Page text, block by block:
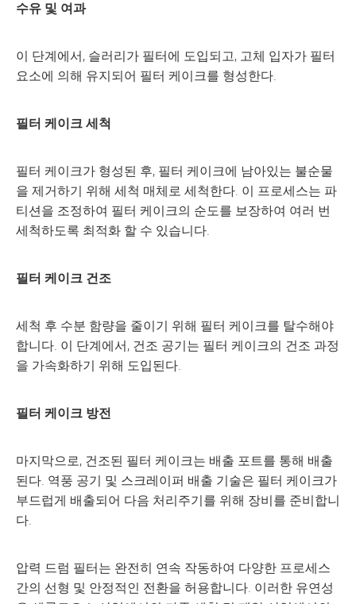
수유 및 여과
이 단계에서, 슬러리가 필터에 도입되고, 고체 입자가 필터
요소에 의해 유지되어 필터 케이크를 형성한다.
필터 케이크 세척
필터 케이크가 형성된 후, 필터 케이크에 남아있는 불순물
을 제거하기 위해 세척 매체로 세척한다. 이 프로세스는 파
티션을 조정하여 필터 케이크의 순도를 보장하여 여러 번
세척하도록 최적화 할 수 있습니다.
필터 케이크 건조
세척 후 수분 함량을 줄이기 위해 필터 케이크를 탈수해야
합니다. 이 단계에서, 건조 공기는 필터 케이크의 건조 과정
을 가속화하기 위해 도입된다.
필터 케이크 방전
마지막으로, 건조된 필터 케이크는 배출 포트를 통해 배출
된다. 역풍 공기 및 스크레이퍼 배출 기술은 필터 케이크가
부드럽게 배출되어 다음 처리주기를 위해 장비를 준비합니
다.
압력 드럼 필터는 완전히 연속 작동하여 다양한 프로세스
간의 선형 및 안정적인 전환을 허용합니다. 이러한 유연성